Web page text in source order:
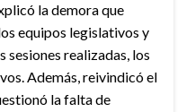
la demora que
equipos legislativos y
sesiones realizadas, los
Además, reivindicó el
la falta de